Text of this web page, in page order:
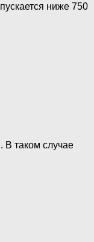
ниже 750
В таком случае